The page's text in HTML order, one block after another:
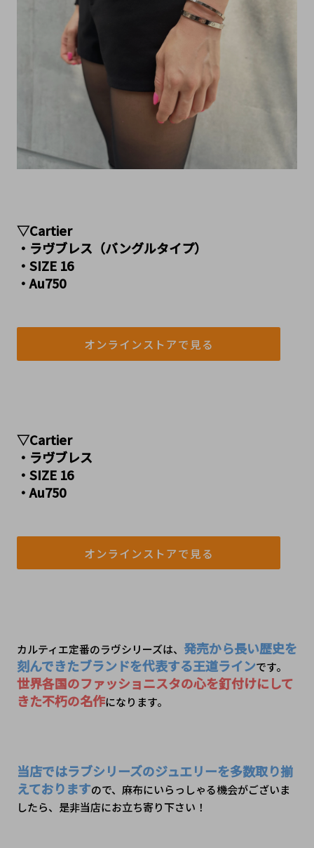
▽Cartier
・ラヴブレス（バングルタイプ）
・SIZE 16
・Au750
オンラインストアで見る
▽Cartier
・ラヴブレス
・SIZE 16
・Au750
オンラインストアで見る
カルティエ定番のラヴシリーズは、 発売から長い歴史を
刻んできたブランドを代表する王道ラインです。
世界各国のファッショニスタの心を釘付けにして
きた不朽の名作になります。
当店ではラブシリーズのジュエリーを多数取り揃
えておりますので、麻布にいらっしゃる機会がございま
したら、是非当店にお立ち寄り下さい！